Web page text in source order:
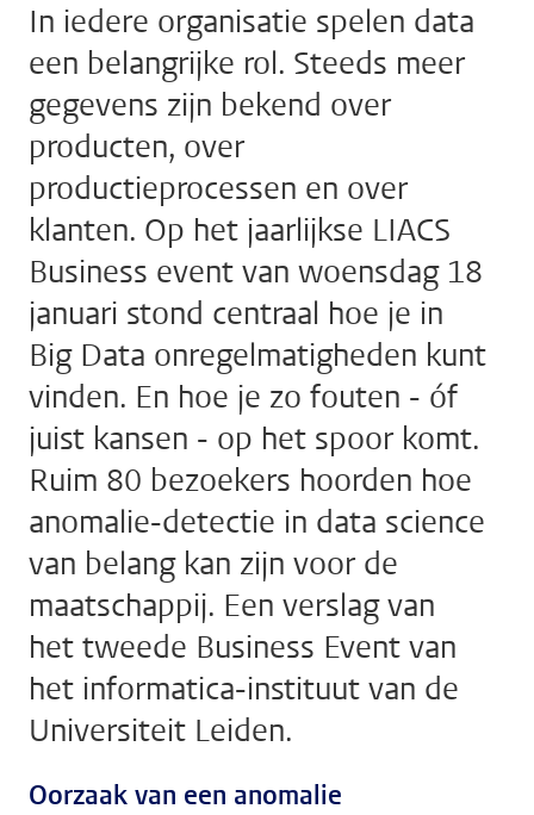
In iedere organisatie spelen data
een belangrijke rol. Steeds meer
gegevens zijn bekend over
producten, over
productieprocessen en over
klanten. Op het jaarlijkse LIACS
Business event van woensdag 18
januari stond centraal hoe je in
Big Data onregelmatigheden kunt
vinden. En hoe je zo fouten - óf
juist kansen - op het spoor komt.
Ruim 80 bezoekers hoorden hoe
anomalie-detectie in data science
van belang kan zijn voor de
maatschappij. Een verslag van
het tweede Business Event van
het informatica-instituut van de
Universiteit Leiden.
Oorzaak van een anomalie